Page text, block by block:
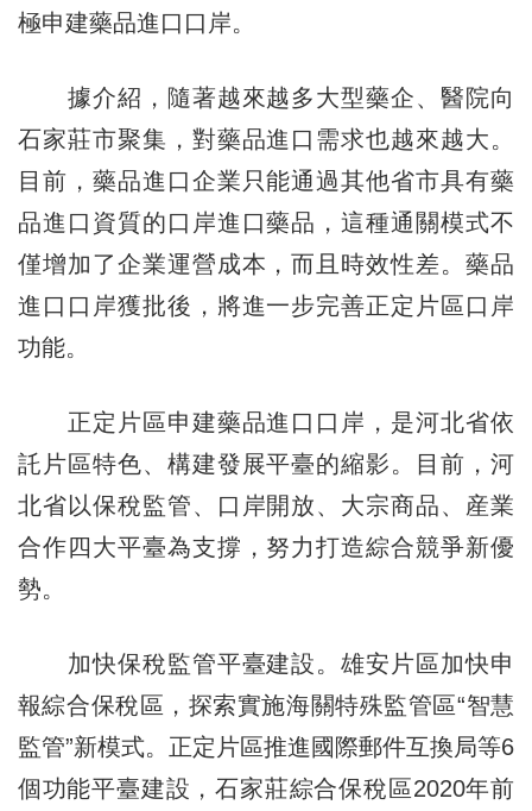
極申建藥品進口口岸。
據介紹，隨著越來越多大型藥企、醫院向
石家莊市聚集，對藥品進口需求也越來越大。
目前，藥品進口企業只能通過其他省市具有藥
品進口資質的口岸進口藥品，這種通關模式不
僅增加了企業運營成本，而且時效性差。藥品
進口口岸獲批後，將進一步完善正定片區口岸
功能。
正定片區申建藥品進口口岸，是河北省依
託片區特色、構建發展平臺的縮影。目前，河
北省以保稅監管、口岸開放、大宗商品、産業
合作四大平臺為支撐，努力打造綜合競爭新優
勢。
加快保稅監管平臺建設。雄安片區加快申
報綜合保稅區，探索實施海關特殊監管區“智慧
監管”新模式。正定片區推進國際郵件互換局等6
個功能平臺建設，石家莊綜合保稅區2020年前